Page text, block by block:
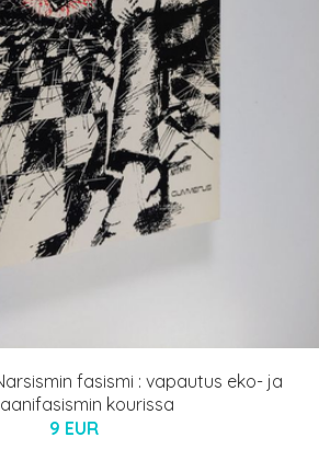
fasismi : vapautus eko- ja
kourissa
9 EUR